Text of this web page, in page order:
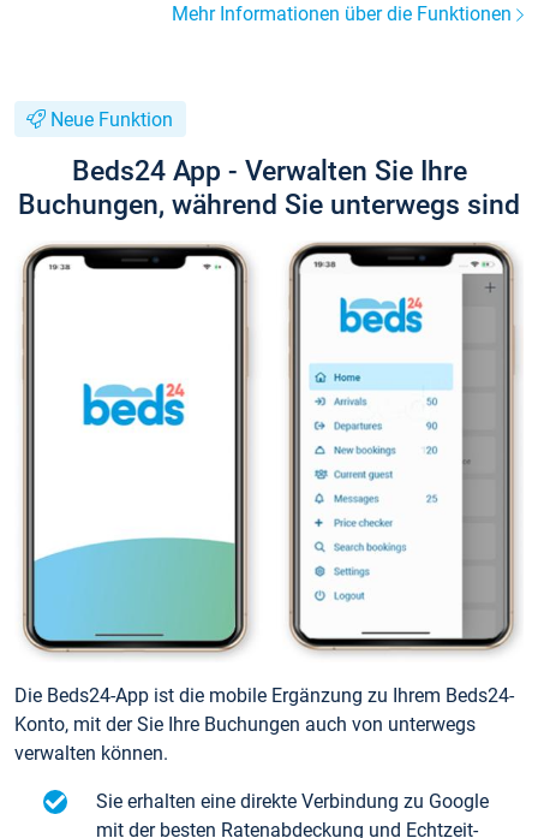
Mehr Informationen über die Funktionen
Neue Funktion
Beds24 App - Verwalten Sie Ihre
Buchungen, während Sie unterwegs sind
Die Beds24-App ist die mobile Ergänzung zu Ihrem Beds24-
Konto, mit der Sie Ihre Buchungen auch von unterwegs
verwalten können.
Sie erhalten eine direkte Verbindung zu Google
mit der besten Ratenabdeckung und Echtzeit-